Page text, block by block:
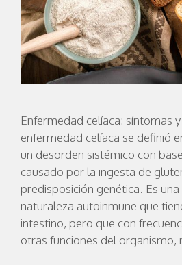
Enfermedad celíaca: síntomas
enfermedad celíaca se definió
un desorden sistémico con
causado por la ingesta de
predisposición genética. Es
naturaleza autoinmune que
intestino, pero que con
otras funciones del